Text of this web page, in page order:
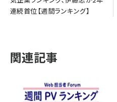
連続首位【週間ランキング】
関連記事